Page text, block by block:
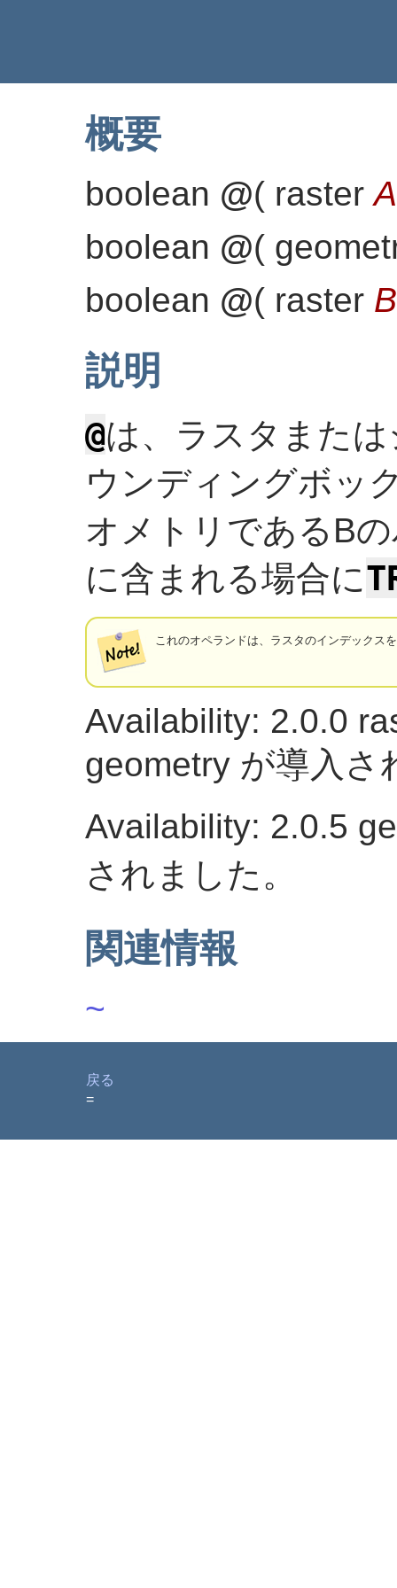
概要
boolean @( rasterA
boolean @(
boolean @( raster B
説明
@は、ラスタまた
ウンディングボッ
オメトリであるB
に含まれる場合に
これのオペランドは、ラスタのインデックス
Availability: 2.0.0
geometry が導入さ
Availability: 2.0.5
されました。
関連情報
~
戻る
=